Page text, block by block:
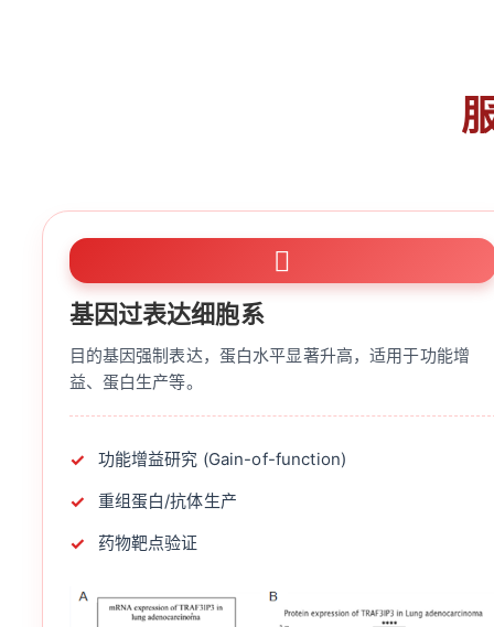
基因过表达细胞系
目的基因强制表达，蛋白水平显著升高，适用于功能增
益、蛋白生产等。
功能增益研究 (Gain-of-function)
重组蛋白/抗体生产
药物靶点验证